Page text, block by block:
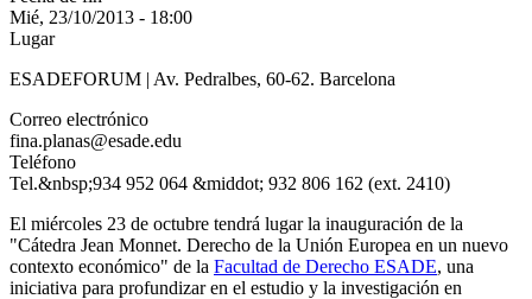
Mié, 23/10/2013 - 18:00
Lugar
ESADEFORUM | Av. Pedralbes, 60-62. Barcelona
Correo electrónico
fina.planas@esade.edu
Teléfono
Tel.&nbsp;934 952 064 &middot; 932 806 162 (ext. 2410)
El miércoles 23 de octubre tendrá lugar la inauguración de la
"Cátedra Jean Monnet. Derecho de la Unión Europea en un nuevo
contexto económico" de la Facultad de Derecho ESADE, una
iniciativa para profundizar en el estudio y la investigación en